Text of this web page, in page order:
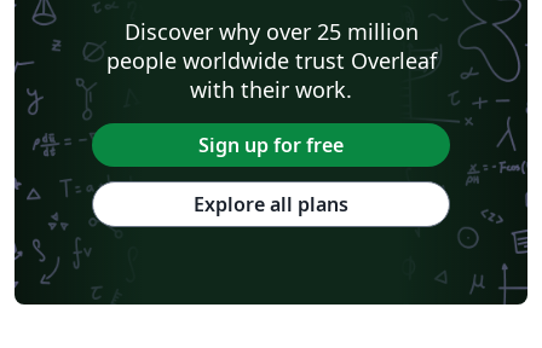
Discover why over 25 million
people worldwide trust Overleaf
with their work.
Sign up for free
Explore all plans